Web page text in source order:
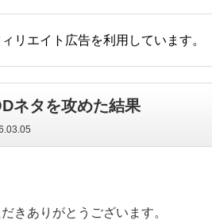
リエイト広告を利用しています。
ネタを攻めた結果
きありがとうございます。